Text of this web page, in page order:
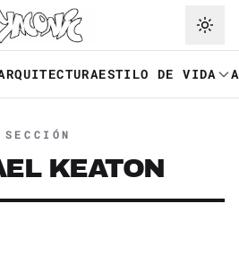
principal
ESTILO DE VIDA
SECCIÓN
KEATON